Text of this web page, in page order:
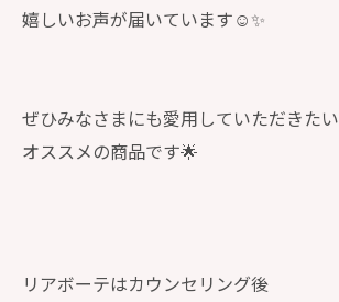
嬉しいお声が届いています☺️✨
ぜひみなさまにも愛用していただきたい
オススメの商品です🌟
リアボーテはカウンセリング後